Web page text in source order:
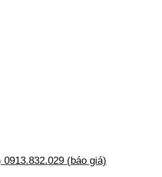
0913.832.029 (báo giá)